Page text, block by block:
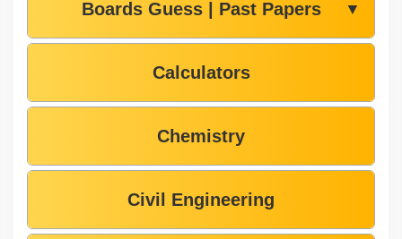
Boards Guess | Past Papers ▼
Calculators
Chemistry
Civil Engineering